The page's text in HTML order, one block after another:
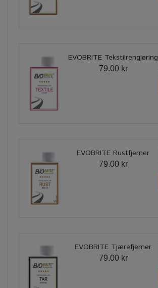
EVOBRITE Tekstilrengjøring
79.00 kr
EVOBRITE Rustfjerner
79.00 kr
EVOBRITE Tjærefjerner
79.00 kr